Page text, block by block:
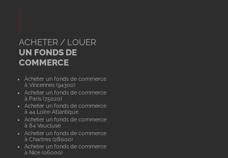
ACHETER / LOUER
UN FONDS DE
COMMERCE
Acheter un fonds de commerce
à Vincennes (94300)
Acheter un fonds de commerce
à Paris (75020)
Acheter un fonds de commerce
à 44 Loire-Atlantique
Acheter un fonds de commerce
à 84 Vaucluse
Acheter un fonds de commerce
à Chartres (28000)
Acheter un fonds de commerce
à Nice (06000)